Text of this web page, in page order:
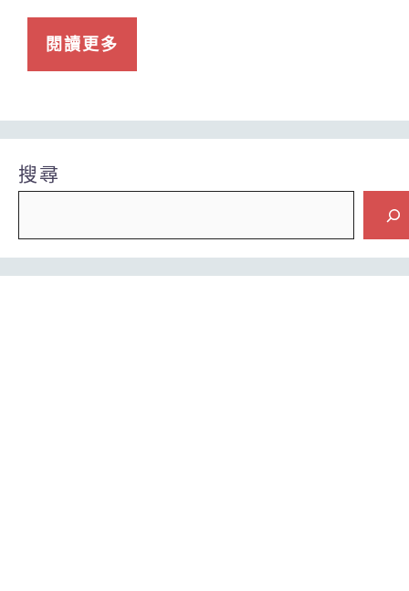
閱讀更多
搜尋